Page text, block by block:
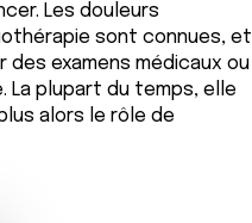
Les douleurs
sont connues, et
examens médicaux ou
La plupart du temps, elle
alors le rôle de